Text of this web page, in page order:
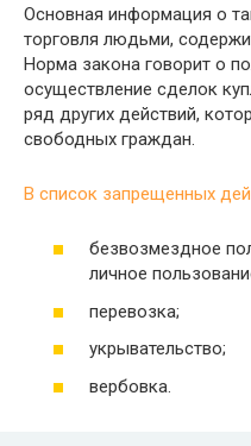
Основная информация о
торговля людьми,
Норма закона говорит о
осуществление сделок
ряд других действий,
свободных граждан.
В список запрещенных
безвозмездное
личное
перевозка;
укрывательство;
вербовка.